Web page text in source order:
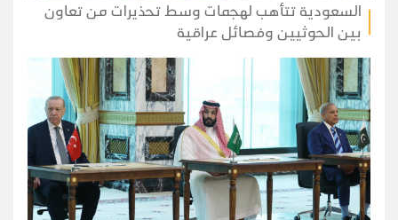
السعودية تتأهب لهجمات وسط تحذيرات من تعاون
بين الحوثيين وفصائل عراقية